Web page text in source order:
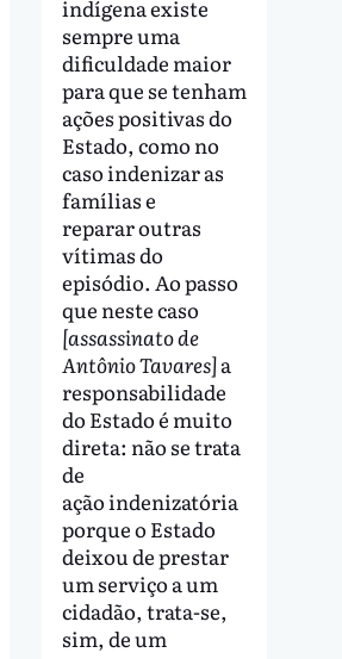
indígena existe
sempre uma
dificuldade maior
para que se tenham
ações positivas do
Estado, como no
caso indenizar as
famílias e
reparar outras
vítimas do
episódio. Ao passo
que neste caso
[assassinato de
Antônio Tavares]a
responsabilidade
do Estado é muito
direta: não se trata
de
ação indenizatória
porque o Estado
deixou de prestar
um serviço a um
cidadão, trata-se,
sim, de um